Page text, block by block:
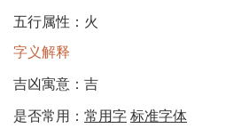
五行属性：火
字义解释
吉凶寓意：吉
是否常用： 常用字标准字体